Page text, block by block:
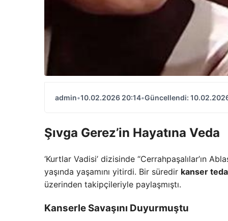
admin•10.02.2026 20:14•Güncellendi:
Şıvga Gerez’in Hayatına Veda
‘Kurtlar Vadisi’ dizisinde “Cerrahpaşalılar’ın
yaşında yaşamını yitirdi. Bir süredir kanser
üzerinden takipçileriyle paylaşmıştı.
Kanserle Savaşını Duyurmuştu